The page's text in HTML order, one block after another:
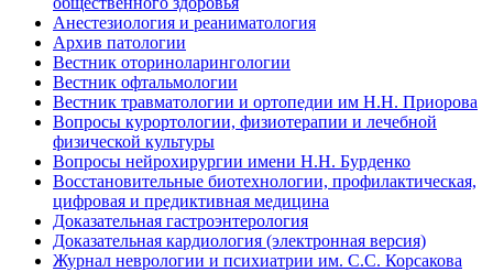
Анестезиология и реаниматология
Архив патологии
Вестник оториноларингологии
Вестник офтальмологии
Вестник травматологии и ортопедии им Н.Н. Приорова
Вопросы курортологии, физиотерапии и лечебной
физической культуры
Вопросы нейрохирургии имени Н.Н. Бурденко
Восстановительные биотехнологии, профилактическая,
цифровая и предиктивная медицина
Доказательная гастроэнтерология
Доказательная кардиология (электронная версия)
Журнал неврологии и психиатрии им. С.С. Корсакова